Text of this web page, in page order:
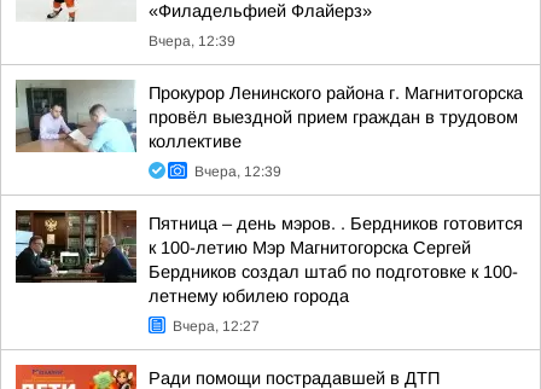
«Филадельфией Флайерз»
Вчера, 12:39
Прокурор Ленинского района г. Магнитогорска
провёл выездной прием граждан в трудовом
коллективе
Вчера, 12:39
Пятница – день мэров. . Бердников готовится
к 100-летию Мэр Магнитогорска Сергей
Бердников создал штаб по подготовке к 100-
летнему юбилею города
Вчера, 12:27
Ради помощи пострадавшей в ДТП